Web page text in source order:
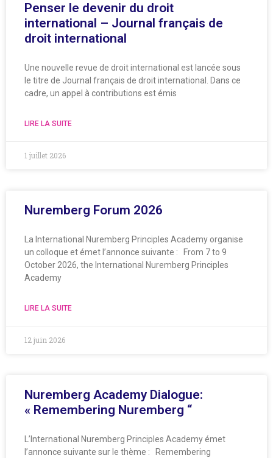
Penser le devenir du droit
international – Journal français de
droit international
Une nouvelle revue de droit international est lancée sous
le titre de Journal français de droit international. Dans ce
cadre, un appel à contributions est émis
LIRE LA SUITE
1 juillet 2026
Nuremberg Forum 2026
La International Nuremberg Principles Academy organise
un colloque et émet l’annonce suivante : From 7 to 9
October 2026, the International Nuremberg Principles
Academy
LIRE LA SUITE
12 juin 2026
Nuremberg Academy Dialogue:
« Remembering Nuremberg “
L’International Nuremberg Principles Academy émet
l’annonce suivante sur le thème : Remembering